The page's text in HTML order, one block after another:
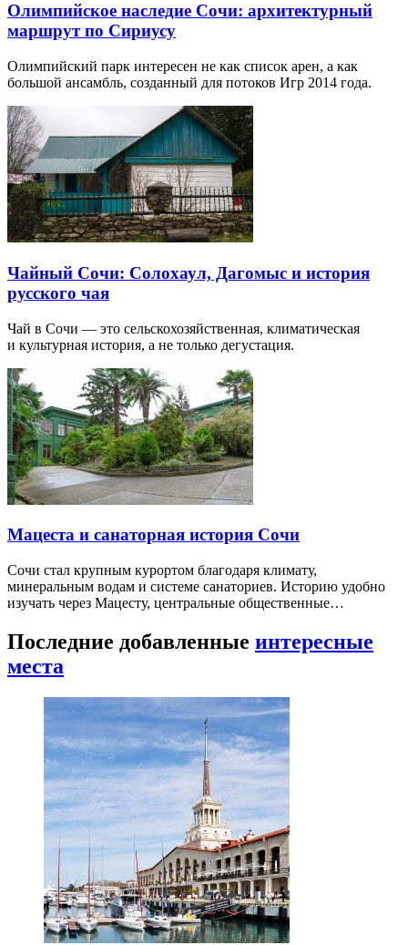
Олимпийское наследие Сочи: архитектурный
маршрут по Сириусу
Олимпийский парк интересен не как список арен, а как
большой ансамбль, созданный для потоков Игр 2014 года.
Чайный Сочи: Солохаул, Дагомыс и история
русского чая
Чай в Сочи — это сельскохозяйственная, климатическая
и культурная история, а не только дегустация.
Мацеста и санаторная история Сочи
Сочи стал крупным курортом благодаря климату,
минеральным водам и системе санаториев. Историю удобно
изучать через Мацесту, центральные общественные…
Последние добавленные интересные
места